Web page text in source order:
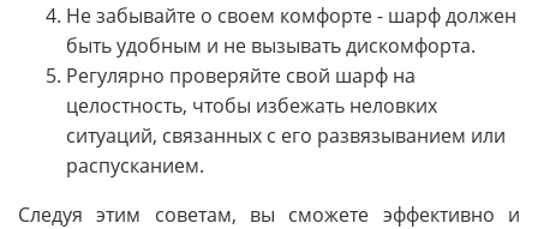
Не забывайте о своем комфорте - шарф должен
быть удобным и не вызывать дискомфорта.
Регулярно проверяйте свой шарф на
целостность, чтобы избежать неловких
ситуаций, связанных с его развязыванием или
распусканием.
Следуя этим советам, вы сможете эффективно и